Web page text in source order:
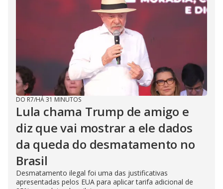
DO R7/HÁ 31 MINUTOS
Lula chama Trump de amigo e
diz que vai mostrar a ele dados
da queda do desmatamento no
Brasil
Desmatamento ilegal foi uma das justificativas
apresentadas pelos EUA para aplicar tarifa adicional de